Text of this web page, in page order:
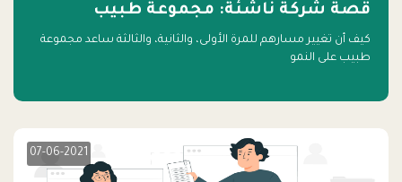
قصة شركة ناشئة: مجموعة طبيب
كيف أن تغيير مسارهم للمرة الأولى، والثانية، والثالثة ساعد مجموعة
طبيب على النمو
07-06-2021